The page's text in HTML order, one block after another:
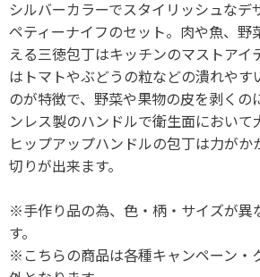
シルバーカラーでスタイリッシュなデ
ペティーナイフのセット。肉や魚、野
える三徳包丁はキッチンのマストアイ
はトマトやぶどうの粒などの潰れやす
のが特徴で、野菜や果物の皮を剥くの
ンレス製のハンドルで衛生面において
ヒップアップハンドルの包丁は力がか
切りが出来ます。
※手作り品の為、色・柄・サイズが異
す。
※こちらの商品は各種キャンペーン・